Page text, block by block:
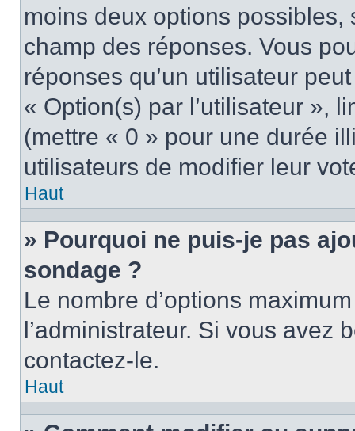
moins deux options
champ des réponses. Vous
réponses qu’un utilisateur
« Option(s) par l’utilisateur »,
(mettre « 0 » pour une durée
utilisateurs de modifier leur
Haut
» Pourquoi ne puis-je pas
sondage ?
Le nombre d’options
l’administrateur. Si vous avez
contactez-le.
Haut